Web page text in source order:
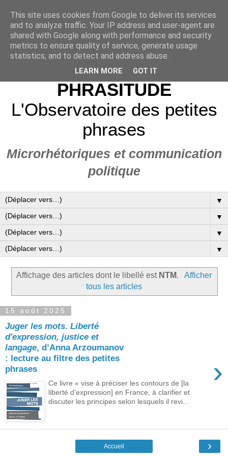
PHRASITUDE
L'Observatoire des petites
phrases
Microrhétoriques et communication
politique
▼
▼
▼
▼
Affichage des articles dont le libellé est NTM.
Afficher
tous les articles
15 août 2025
Juger les mots. Liberté
d'expression, justice et
langage, d’Anna Arzoumanov
: lecture au filtre des petites
phrases
›
Ce livre « vise à préciser les contours de [la
liberté d’expression] en France, à clarifier et
discuter les principes selon lesquels il revi...
›
Accueil
This site uses cookies from Google to deliver its services
and to analyze traffic. Your IP address and user-agent are
shared with Google along with performance and security
metrics to ensure quality of service, generate usage
statistics, and to detect and address abuse.
LEARN MORE GOT IT